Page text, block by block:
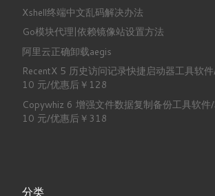
Xshell终端中文乱码解决办法
Go模块代理|依赖镜像站设置方法
阿里云正确卸载aegis
RecentX 5 历史访问记录快捷启动器工具软
10 元/优惠后￥128
Copywhiz 6 增强文件数据复制备份工具软件
10 元/优惠后￥318
分类